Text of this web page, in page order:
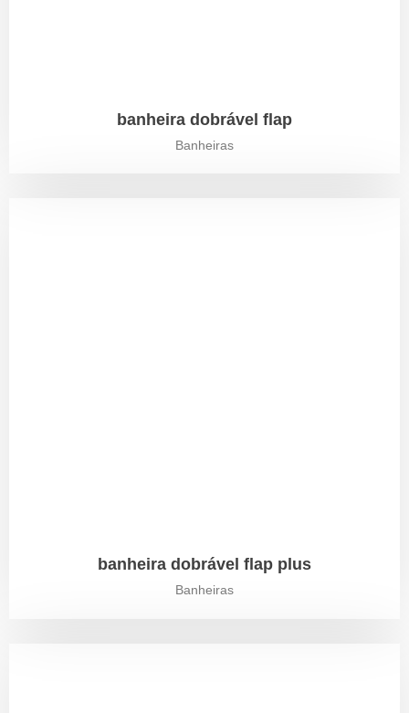
banheira dobrável flap
Banheiras
banheira dobrável flap plus
Banheiras